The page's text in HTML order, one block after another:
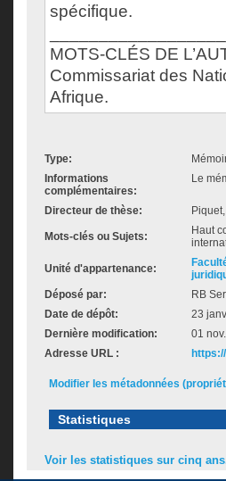
spécifique.
MOTS-CLÉS DE
Commissariat des
Afrique.
Type:
Informations
complémentaires:
Le
Directeur de thèse:
Mots-clés ou Sujets:
Haut
Unité d'appartenance:
Déposé par:
RB
Date de dépôt:
23
Dernière modification:
01
Adresse URL :
Modifier les métadonnées
Statistiques
Voir les statistiques sur cinq